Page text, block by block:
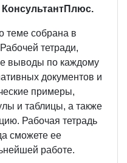
КонсультантПлюс.
теме собрана в
тетради,
выводы по каждому
документов и
примеры,
и таблицы, а также
Рабочая тетрадь
сможете ее
работе.